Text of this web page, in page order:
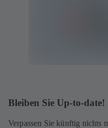
Bleiben Sie Up-to-date!
Verpassen Sie künftig nichts